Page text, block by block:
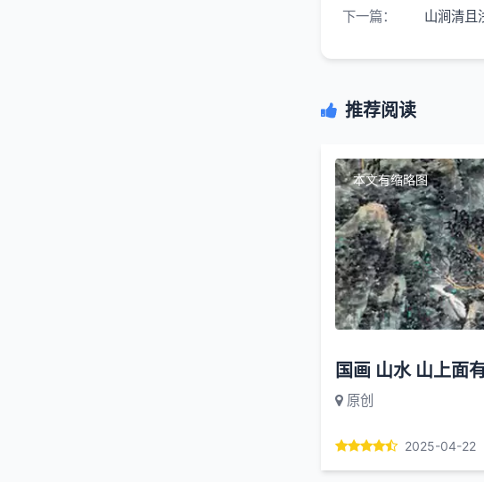
下一篇：
山涧清且
推荐阅读
本文有缩略图
国画 山水 山上面
原创
2025-04-22